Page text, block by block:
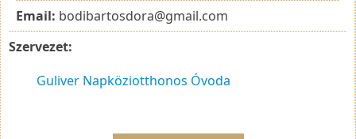
Email: bodibartosdora@gmail.com
Szervezet:
Guliver Napköziotthonos Óvoda